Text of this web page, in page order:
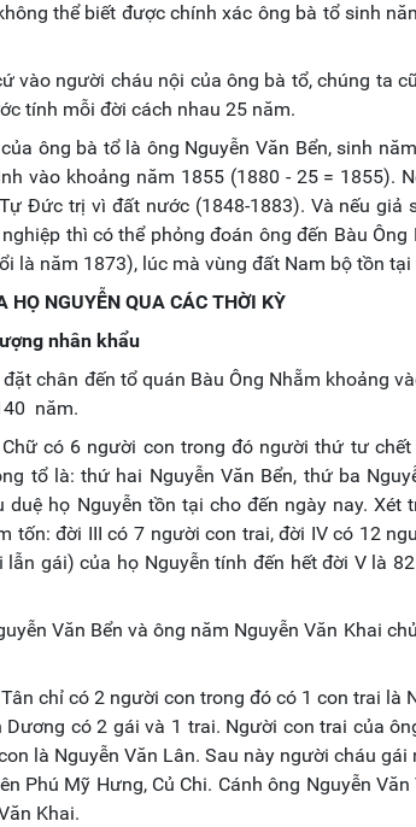
thể biết được chính xác ông bà tổ sinh
vào người cháu nội của ông bà tổ, chúng ta
tính mỗi đời cách nhau 25 năm.
ông bà tổ là ông Nguyễn Văn Bển, sinh
vào khoảng năm 1855 (1880 - 25 = 1855).
Đức trị vì đất nước (1848-1883). Và nếu
thì có thể phỏng đoán ông đến Bàu
là năm 1873), lúc mà vùng đất Nam bộ tồn
HỌ NGUYỄN QUA CÁC THỜI KỲ
nhân khẩu
chân đến tổ quán Bàu Ông Nhẵm khoảng
năm.
Chữ có 6 người con trong đó người thứ tư
tổ là: thứ hai Nguyễn Văn Bển, thứ ba
duệ họ Nguyễn tồn tại cho đến ngày nay.
tốn: đời III có 7 người con trai, đời IV có 12
gái) của họ Nguyễn tính đến hết đời V là
Văn Bển và ông năm Nguyễn Văn Khai
chỉ có 2 người con trong đó có 1 con trai là
Dương có 2 gái và 1 trai. Người con trai của
là Nguyễn Văn Lân. Sau này người cháu
Phú Mỹ Hưng, Củ Chi. Cánh ông Nguyễn
Khai.